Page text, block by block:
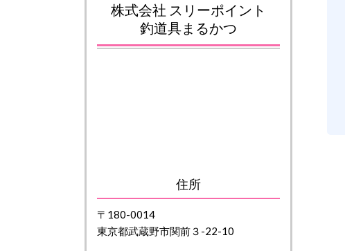
株式会社 スリーポイント
釣道具まるかつ
住所
〒180-0014
東京都武蔵野市関前３-22-10